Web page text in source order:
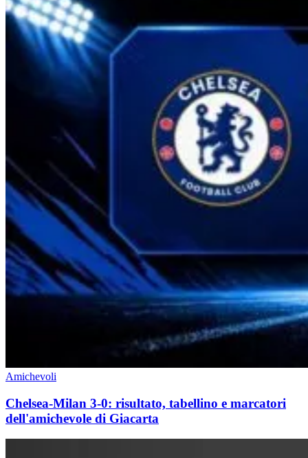
Amichevoli
Chelsea-Milan 3-0: risultato, tabellino e marcatori
dell'amichevole di Giacarta